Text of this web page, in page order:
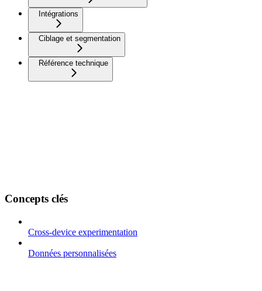
Intégrations
Ciblage et segmentation
Référence technique
Concepts clés
Cross-device experimentation
Données personnalisées